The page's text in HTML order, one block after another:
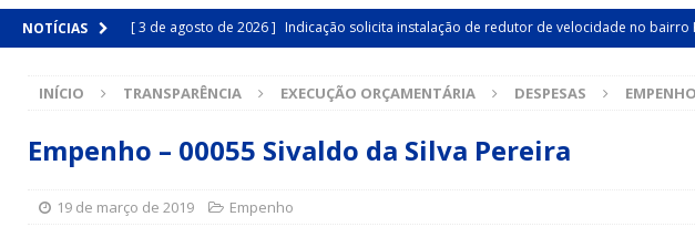
NOTÍCIAS [ 3 de agosto de 2026 ] Indicação solicita instalação de redutor de velocidade no bairro
inclusiva
DESTAQUE
[ 15 de julho de 2026 ] Vereador Belo Gazineu apresenta Indicação nº 089/2026 para
[ 15 de julho de 2026 ]
Vereador Sérgio Glauber apresenta Indicação nº 088/2026 para
INÍCIO TRANSPARÊNCIA EXECUÇÃO ORÇAMENTÁRIA DESPESAS EMPENHO
Empenho – 00055 Sivaldo da Silva Pereira
19 de março de 2019 Empenho